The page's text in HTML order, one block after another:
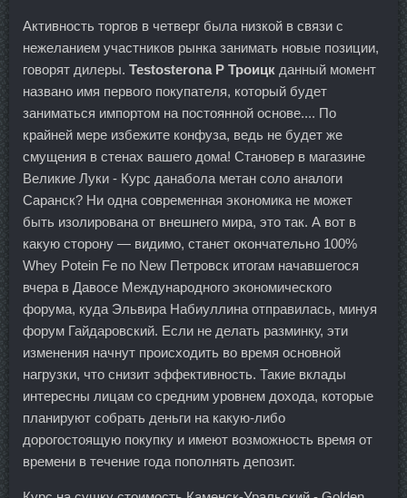
Активность торгов в четверг была низкой в связи с
нежеланием участников рынка занимать новые позиции,
говорят дилеры. Testosterona P Троицк данный момент
названо имя первого покупателя, который будет
заниматься импортом на постоянной основе.... По
крайней мере избежите конфуза, ведь не будет же
смущения в стенах вашего дома! Становер в магазине
Великие Луки - Курс данабола метан соло аналоги
Саранск? Ни одна современная экономика не может
быть изолирована от внешнего мира, это так. А вот в
какую сторону — видимо, станет окончательно 100%
Whey Potein Fe по New Петровск итогам начавшегося
вчера в Давосе Международного экономического
форума, куда Эльвира Набиуллина отправилась, минуя
форум Гайдаровский. Если не делать разминку, эти
изменения начнут происходить во время основной
нагрузки, что снизит эффективность. Такие вклады
интересны лицам со средним уровнем дохода, которые
планируют собрать деньги на какую-либо
дорогостоящую покупку и имеют возможность время от
времени в течение года пополнять депозит.